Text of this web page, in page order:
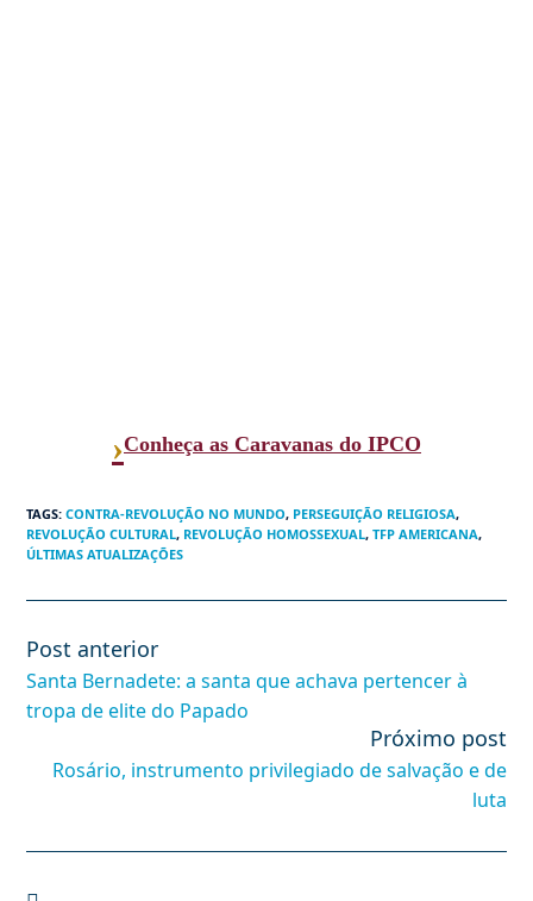
›Conheça as Caravanas do IPCO
TAGS:CONTRA-REVOLUÇÃO NO MUNDO, PERSEGUIÇÃO RELIGIOSA,
REVOLUÇÃO CULTURAL, REVOLUÇÃO HOMOSSEXUAL, TFP AMERICANA,
ÚLTIMAS ATUALIZAÇÕES
Leia
mais
artigos
Post anterior
Santa Bernadete: a santa que achava pertencer à
tropa de elite do Papado
Próximo post
Rosário, instrumento privilegiado de salvação e de
luta